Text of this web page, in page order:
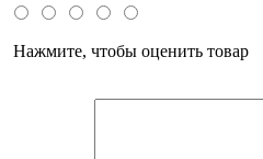
Нажмите, чтобы оценить товар